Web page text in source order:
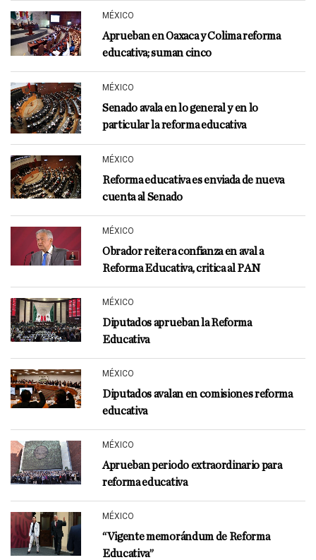
MÉXICO
Aprueban en Oaxaca y Colima reforma
educativa; suman cinco
MÉXICO
Senado avala en lo general y en lo
particular la reforma educativa
MÉXICO
Reforma educativa es enviada de nueva
cuenta al Senado
MÉXICO
Obrador reitera confianza en aval a
Reforma Educativa, critica al PAN
MÉXICO
Diputados aprueban la Reforma
Educativa
MÉXICO
Diputados avalan en comisiones reforma
educativa
MÉXICO
Aprueban periodo extraordinario para
reforma educativa
MÉXICO
“Vigente memorándum de Reforma
Educativa”